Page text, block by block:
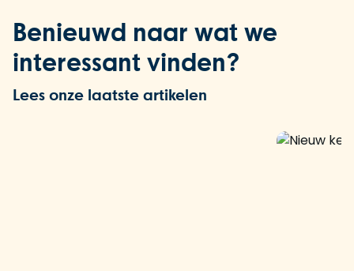
Benieuwd naar wat we
interessant vinden?
Lees onze laatste artikelen